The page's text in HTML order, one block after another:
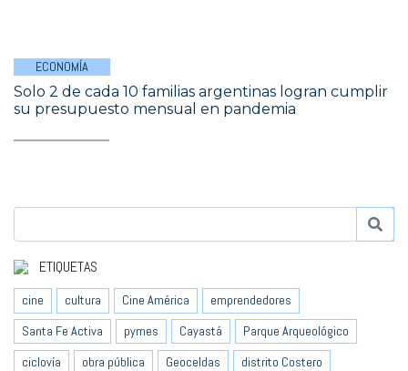
ECONOMÍA
Solo 2 de cada 10 familias argentinas logran cumplir
su presupuesto mensual en pandemia
ETIQUETAS
cine cultura Cine América
emprendedores
Santa Fe Activa
pymes Cayastá
Parque Arqueológico
ciclovía
obra pública Geoceldas
distrito Costero